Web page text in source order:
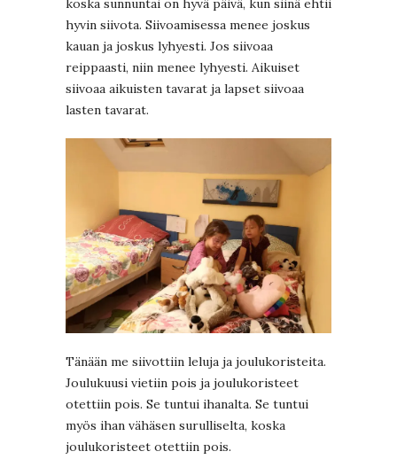
koska sunnuntai on hyvä päivä, kun siinä ehtii
hyvin siivota. Siivoamisessa menee joskus
kauan ja joskus lyhyesti. Jos siivoaa
reippaasti, niin menee lyhyesti. Aikuiset
siivoaa aikuisten tavarat ja lapset siivoaa
lasten tavarat.
Tänään me siivottiin leluja ja joulukoristeita.
Joulukuusi vietiin pois ja joulukoristeet
otettiin pois. Se tuntui ihanalta. Se tuntui
myös ihan vähäsen surulliselta, koska
joulukoristeet otettiin pois.